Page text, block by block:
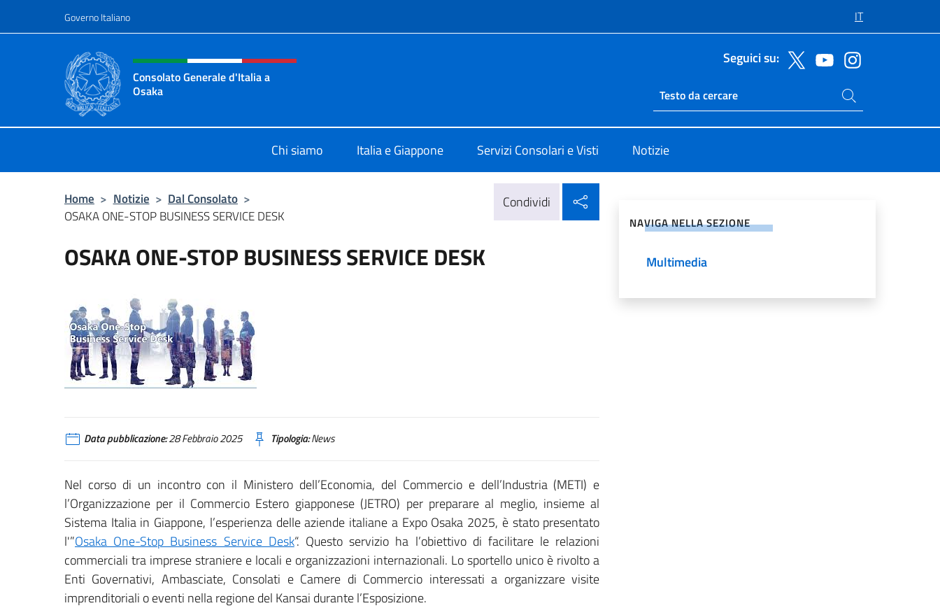
Governo Italiano IT
Intestazione sito, social e menù
Consolato Generale d'Italia a
Osaka
Seguici su:
Ricerca sito live
Cerca nel sito
Chi siamo Italia e Giappone Servizi Consolari e Visti Notizie
Home > Notizie > Dal Consolato >
OSAKA ONE-STOP BUSINESS SERVICE DESK
Condividi
OSAKA ONE-STOP BUSINESS SERVICE DESK
Data pubblicazione:28 Febbraio 2025 Tipologia:News
Nel corso di un incontro con il Ministero dell’Economia, del Commercio e dell’Industria (METI) e
l’Organizzazione per il Commercio Estero giapponese (JETRO) per preparare al meglio, insieme al
Sistema Italia in Giappone, l’esperienza delle aziende italiane a Expo Osaka 2025, è stato presentato
l'”Osaka One-Stop Business Service Desk“. Questo servizio ha l’obiettivo di facilitare le relazioni
commerciali tra imprese straniere e locali e organizzazioni internazionali. Lo sportello unico è rivolto a
Enti Governativi, Ambasciate, Consolati e Camere di Commercio interessati a organizzare visite
imprenditoriali o eventi nella regione del Kansai durante l’Esposizione.
NAVIGA NELLA SEZIONE
Multimedia